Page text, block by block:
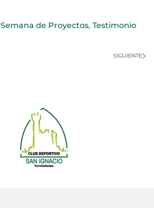
Semana de Proyectos, Testimonio
SIGUIENTE